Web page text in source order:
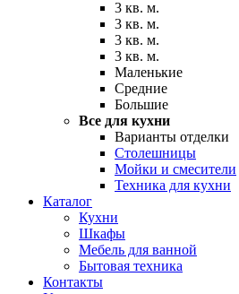
3 кв. м.
3 кв. м.
3 кв. м.
3 кв. м.
Маленькие
Средние
Большие
Все для кухни
Варианты отделки
Столешницы
Мойки и смесители
Техника для кухни
Каталог
Кухни
Шкафы
Мебель для ванной
Бытовая техника
Контакты